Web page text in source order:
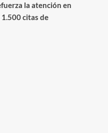
la atención en
citas de